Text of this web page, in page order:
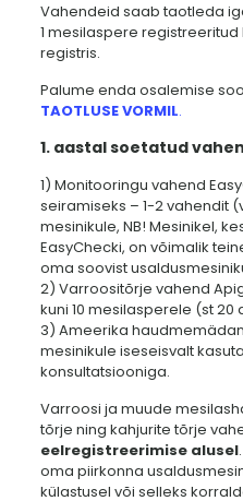
Vahendeid saab taotleda
1 mesilaspere
registris.
Palume enda osalemise
TAOTLUSE VORMIL.
1. aastal soetatud
1) Monitooringu vahend
seiramiseks – 1-2 vahendit
mesinikule, NB! Mesinikel,
EasyChecki, on võimalik
oma soovist
2) Varroositõrje vahend
kuni 10 mesilasperele (st 20
3) Ameerika
mesinikule iseseisvalt
konsultatsiooniga.
Varroosi ja muude
tõrje ning kahjurite tõrje
eelregistreerimise alusel
oma piirkonna
külastusel või selleks